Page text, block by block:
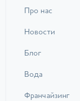
Про нас
Новости
Блог
Вода
Франчайзинг